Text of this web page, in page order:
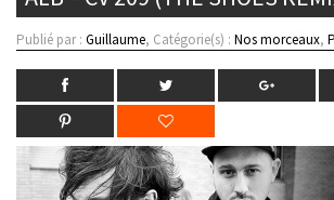
Publié par : Guillaume, Catégorie(s) : Nos morceaux,